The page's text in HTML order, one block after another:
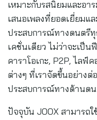
เหมาะกับรสนิยมและอา
เสนอเพลงที่ยอดเยี่ยมแ
ประสบการณ์ทางดนตรีทุ
เคชั่นเดียว ไม่ว่าจะเป็น
คาราโอเกะ, P2P, ไลฟ์
ต่างๆ ที่เราจัดขึ้นอย่างต่
ประสบการณ์ทางด้านดน
ปัจจุบัน JOOX สามารถ